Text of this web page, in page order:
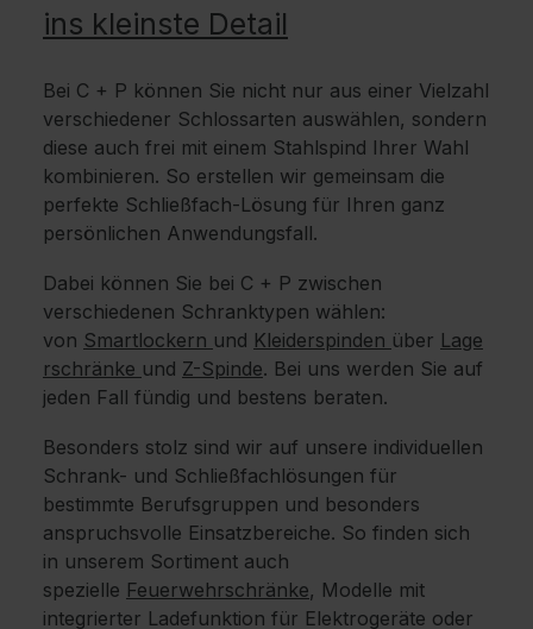
ins kleinste Detail
Bei C + P können Sie nicht nur aus einer Vielzahl
verschiedener Schlossarten auswählen, sondern
diese auch frei mit einem Stahlspind Ihrer Wahl
kombinieren. So erstellen wir gemeinsam die
perfekte Schließfach-Lösung für Ihren ganz
persönlichen Anwendungsfall.
Dabei können Sie bei C + P zwischen
verschiedenen Schranktypen wählen:
von Smartlockern und Kleiderspinden über Lage
rschränke und Z-Spinde. Bei uns werden Sie auf
jeden Fall fündig und bestens beraten.
Besonders stolz sind wir auf unsere individuellen
Schrank- und Schließfachlösungen für
bestimmte Berufsgruppen und besonders
anspruchsvolle Einsatzbereiche. So finden sich
in unserem Sortiment auch
spezielle Feuerwehrschränke, Modelle mit
integrierter Ladefunktion für Elektrogeräte oder